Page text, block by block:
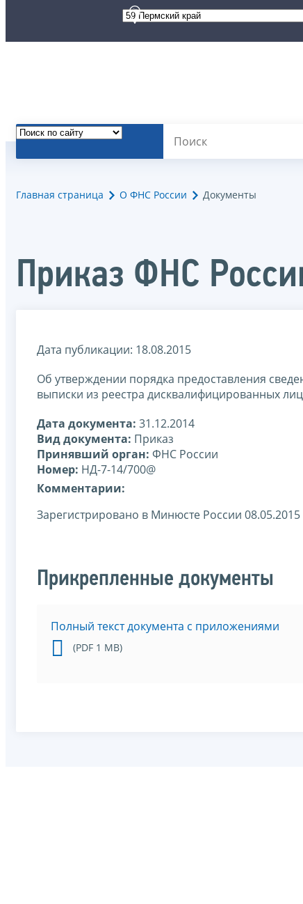
Главная страница О ФНС России Документы
Приказ ФНС
Дата публикации: 18.08.2015
Об утверждении порядка предоставления
выписки из реестра дисквалифицированных
Дата документа: 31.12.2014
Вид документа: Приказ
Принявший орган: ФНС России
Номер: НД-7-14/700@
Комментарии:
Зарегистрировано в Минюсте России 08.05.2015
Прикрепленные документы
Полный текст документа с приложениями
(PDF 1 MB)